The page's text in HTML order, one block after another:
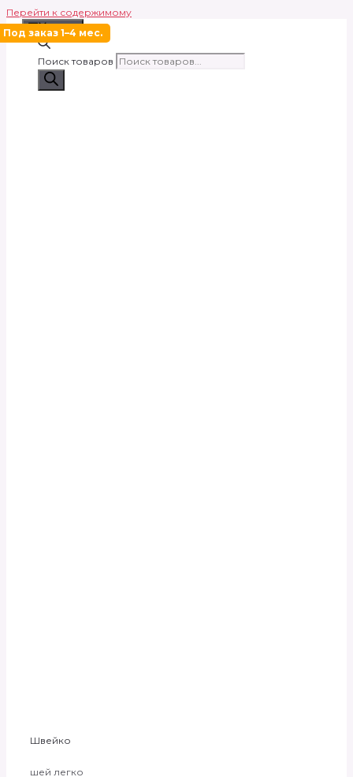
Перейти к содержимому
Меню
Поиск товаров
Швейко
шей легко
Под заказ 1–4 мес.